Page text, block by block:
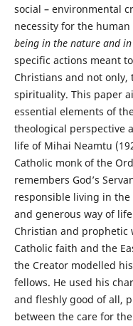
social – environmental
necessity for the
being in the nature and
specific actions meant
Christians and not
spirituality. This paper
essential elements of
theological perspective
life of Mihai Neamtu
Catholic monk of the
remembers God’s
responsible living in
and generous way of
Christian and prophetic
Catholic faith and the
the Creator modelled
fellows. He used his
and fleshly good of all,
between the care for